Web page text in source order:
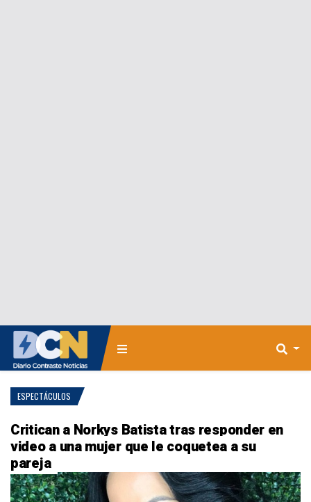
ESPECTÁCULOS
Critican a Norkys Batista tras responder en
video a una mujer que le coquetea a su
pareja